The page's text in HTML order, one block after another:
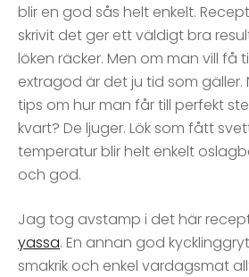
blir en god sås helt enkelt.
skrivit det ger ett väldigt bra
löken räcker. Men om man vill få
extragod är det ju tid som gäller.
tips om hur man får till perfekt
kvart? De ljuger. Lök som fått
temperatur blir helt enkelt
och god.
Jag tog avstamp i det här
yassa. En annan god
smakrik och enkel vardagsmat